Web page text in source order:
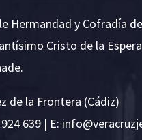
Hermandad y Cofradía
Cristo de la
de la Frontera (Cádiz)
639 | E: rcare
v@ofn
i